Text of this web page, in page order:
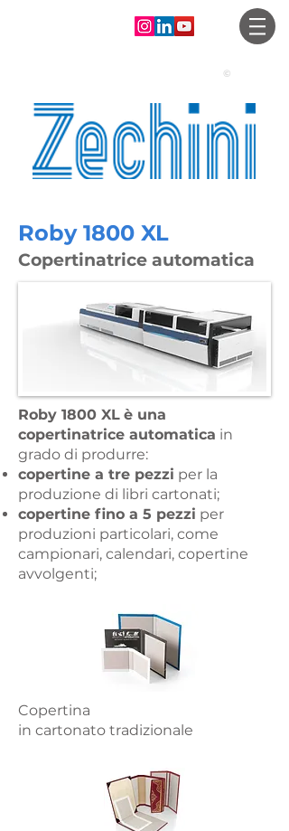
©
Roby 1800 XL
Copertinatrice automatica
Roby 1800 XL è una
copertinatrice automatica in
grado di produrre:
copertine a tre pezzi per la
produzione di libri cartonati;
copertine fino a 5 pezzi per
produzioni particolari, come
campionari, calendari, copertine
avvolgenti;
Copertina
in cartonato tradizionale